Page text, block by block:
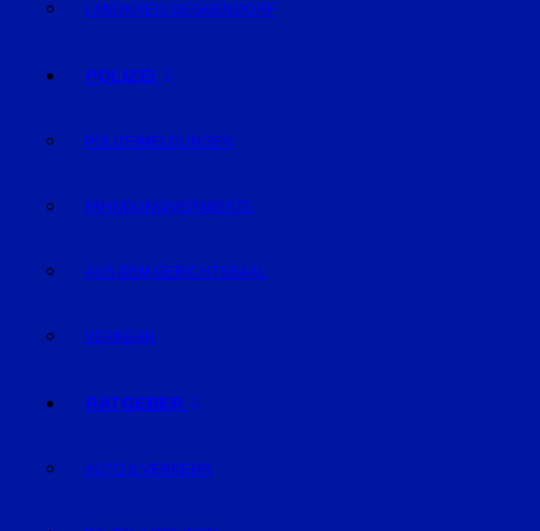
LANDKREIS DEGGENDORF
POLIZEI
POLIZEIMELDUNGEN
FAHNDUNG/VERMISSTE
AUS DEM GERICHTSSAAL
VERKEHR
RATGEBER
AUTO & VERKEHR